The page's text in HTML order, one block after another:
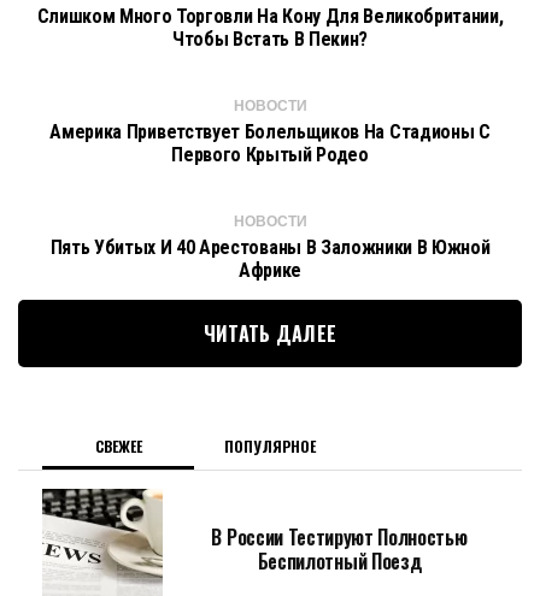
Слишком Много Торговли На Кону Для Великобритании,
Чтобы Встать В Пекин?
НОВОСТИ
Америка Приветствует Болельщиков На Стадионы С
Первого Крытый Родео
НОВОСТИ
Пять Убитых И 40 Арестованы В Заложники В Южной
Африке
ЧИТАТЬ ДАЛЕЕ
СВЕЖЕЕ ПОПУЛЯРНОЕ
В России Тестируют Полностью
Беспилотный Поезд